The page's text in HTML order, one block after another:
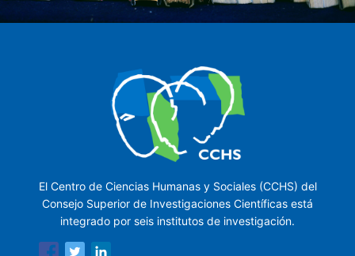
El Centro de Ciencias Humanas y Sociales (CCHS) del
Consejo Superior de Investigaciones Científicas está
integrado por seis institutos de investigación.